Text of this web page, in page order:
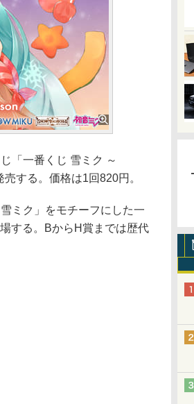
「一番くじ 雪ミク ～
する。価格は1回820円。
ミク」をモチーフにした一
する。BからH賞までは歴代